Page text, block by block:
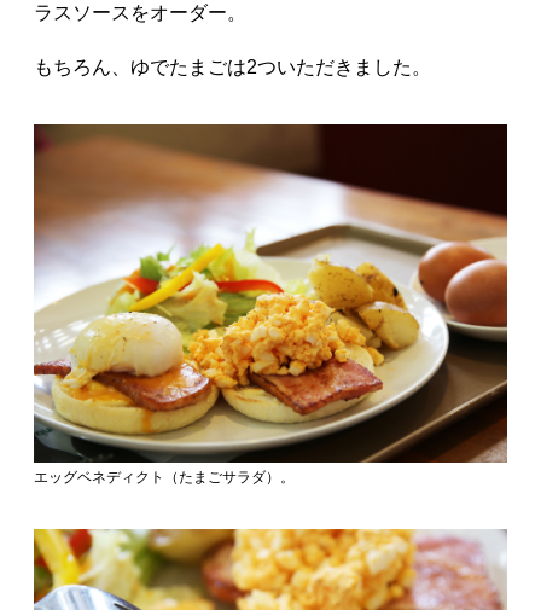
ラスソースをオーダー。
もちろん、ゆでたまごは2ついただきました。
エッグベネディクト（たまごサラダ）。